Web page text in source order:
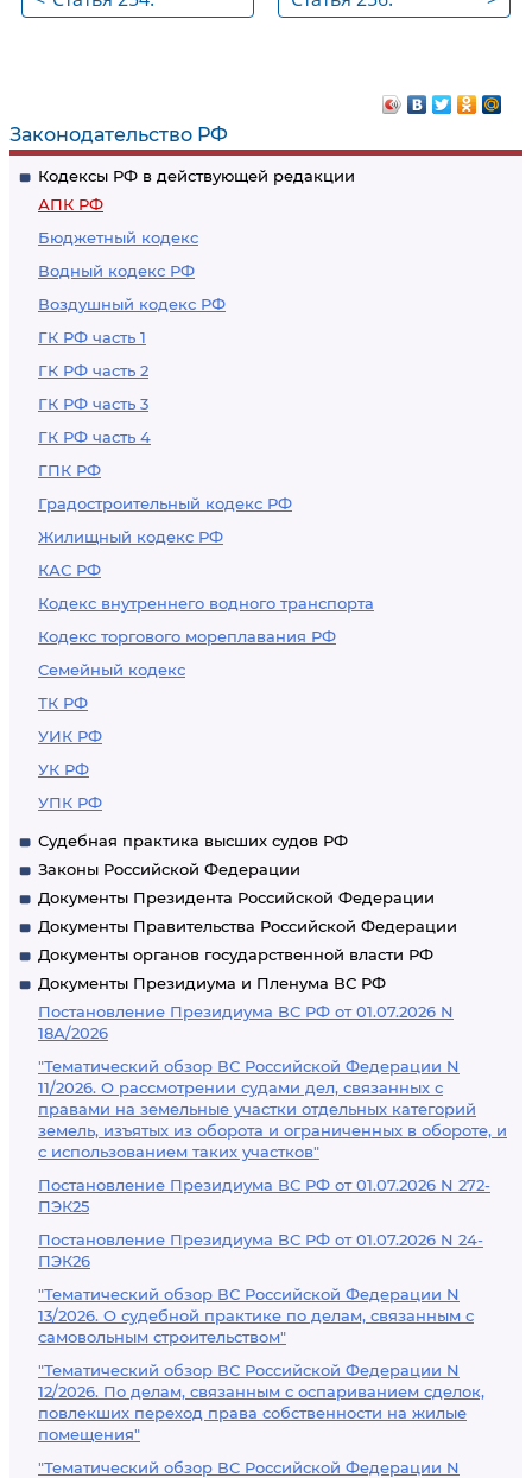
Законодательство РФ
Кодексы РФ в действующей редакции
АПК РФ
Бюджетный кодекс
Водный кодекс РФ
Воздушный кодекс РФ
ГК РФ часть 1
ГК РФ часть 2
ГК РФ часть 3
ГК РФ часть 4
ГПК РФ
Градостроительный кодекс РФ
Жилищный кодекс РФ
КАС РФ
Кодекс внутреннего водного транспорта
Кодекс торгового мореплавания РФ
Семейный кодекс
ТК РФ
УИК РФ
УК РФ
УПК РФ
Судебная практика высших судов РФ
Законы Российской Федерации
Документы Президента Российской Федерации
Документы Правительства Российской Федерации
Документы органов государственной власти РФ
Документы Президиума и Пленума ВС РФ
Постановление Президиума ВС РФ от 01.07.2026 N
18А/2026
"Тематический обзор ВС Российской Федерации N
11/2026. О рассмотрении судами дел, связанных с
правами на земельные участки отдельных категорий
земель, изъятых из оборота и ограниченных в обороте, и
с использованием таких участков"
Постановление Президиума ВС РФ от 01.07.2026 N 272-
ПЭК25
Постановление Президиума ВС РФ от 01.07.2026 N 24-
ПЭК26
"Тематический обзор ВС Российской Федерации N
13/2026. О судебной практике по делам, связанным с
самовольным строительством"
"Тематический обзор ВС Российской Федерации N
12/2026. По делам, связанным с оспариванием сделок,
повлекших переход права собственности на жилые
помещения"
"Тематический обзор ВС Российской Федерации N
отдельных
процессуальных
действий